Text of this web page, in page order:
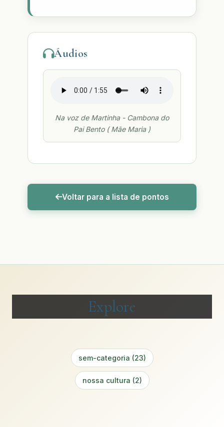
Áudios
Na voz de Martinha - Cambona do
Pai Bento ( Mãe Maria )
Voltar para a lista de pontos
Explore
sem-categoria (23)
nossa cultura (2)